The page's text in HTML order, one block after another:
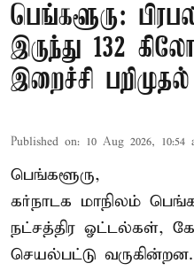
பெங்களூரு:
இருந்து 132
இறைச்சி பறிமுதல்
Published on: 10 Aug 2026, 10:54
பெங்களூரு,
கர்நாடக மாநிலம்
நட்சத்திர ஓட்டல்கள்,
செயல்பட்டு